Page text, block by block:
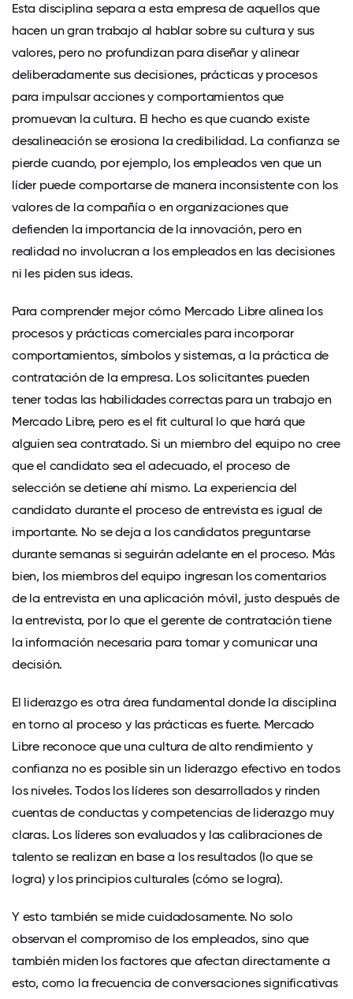
Esta disciplina separa a esta empresa de aquellos que
hacen un gran trabajo al hablar sobre su cultura y sus
valores, pero no profundizan para diseñar y alinear
deliberadamente sus decisiones, prácticas y procesos
para impulsar acciones y comportamientos que
promuevan la cultura. El hecho es que cuando existe
desalineación se erosiona la credibilidad. La confianza se
pierde cuando, por ejemplo, los empleados ven que un
líder puede comportarse de manera inconsistente con los
valores de la compañía o en organizaciones que
defienden la importancia de la innovación, pero en
realidad no involucran a los empleados en las decisiones
ni les piden sus ideas.
Para comprender mejor cómo Mercado Libre alinea los
procesos y prácticas comerciales para incorporar
comportamientos, símbolos y sistemas, a la práctica de
contratación de la empresa. Los solicitantes pueden
tener todas las habilidades correctas para un trabajo en
Mercado Libre, pero es el fit cultural lo que hará que
alguien sea contratado. Si un miembro del equipo no cree
que el candidato sea el adecuado, el proceso de
selección se detiene ahí mismo. La experiencia del
candidato durante el proceso de entrevista es igual de
importante. No se deja a los candidatos preguntarse
durante semanas si seguirán adelante en el proceso. Más
bien, los miembros del equipo ingresan los comentarios
de la entrevista en una aplicación móvil, justo después de
la entrevista, por lo que el gerente de contratación tiene
la información necesaria para tomar y comunicar una
decisión.
El liderazgo es otra área fundamental donde la disciplina
en torno al proceso y las prácticas es fuerte. Mercado
Libre reconoce que una cultura de alto rendimiento y
confianza no es posible sin un liderazgo efectivo en todos
los niveles. Todos los líderes son desarrollados y rinden
cuentas de conductas y competencias de liderazgo muy
claras. Los líderes son evaluados y las calibraciones de
talento se realizan en base a los resultados (lo que se
logra) y los principios culturales (cómo se logra).
Y esto también se mide cuidadosamente. No solo
observan el compromiso de los empleados, sino que
también miden los factores que afectan directamente a
esto, como la frecuencia de conversaciones significativas